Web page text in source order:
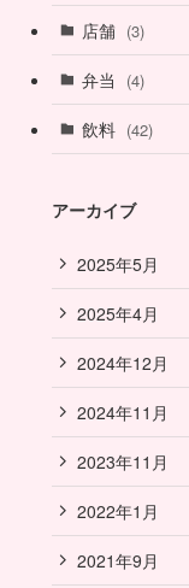
店舗 (3)
弁当 (4)
飲料 (42)
アーカイブ
2025年5月
2025年4月
2024年12月
2024年11月
2023年11月
2022年1月
2021年9月